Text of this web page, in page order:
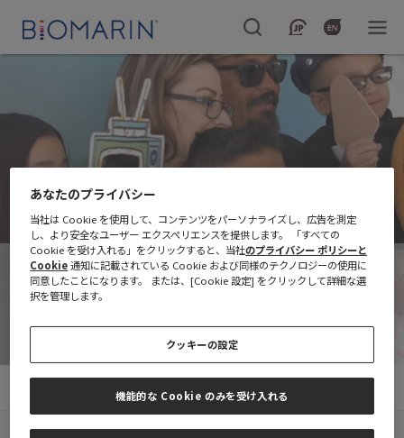
プレスリリース詳細
報道関係者の皆様向けに、BioMarin（バイオマリン）の
プレスリリースをご案内しています。
トップページ > 報道関係者の皆様 > プレスリリース > 軟骨無形成症治療薬
あなたのプライバシー
当社は Cookie を使用して、コンテンツをパーソナライズし、広告を測定
し、より安全なユーザー エクスペリエンスを提供します。 「すべての
Cookie を受け入れる」をクリックすると、当社のプライバシー ポリシーと
Cookie通知に記載されている Cookie および同様のテクノロジーの使用に
同意したことになります。 または、[Cookie 設定] をクリックして詳細な選
択を管理します。
機能的な Cookie のみを受け入れる
クッキーの設定